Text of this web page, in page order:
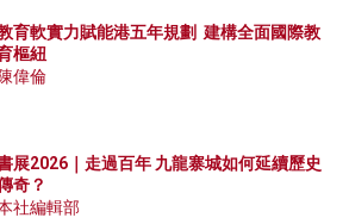
育軟實力賦能港五年規劃 建構全面國際教
樞紐
偉倫
展2026｜走過百年 九龍寨城如何延續歷史
奇？
社編輯部